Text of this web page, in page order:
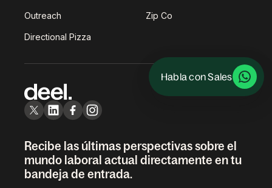
Habla con Sales
Outreach Zip Co
Directional Pizza
Recibe las últimas perspectivas sobre el
mundo laboral actual directamente en tu
bandeja de entrada.